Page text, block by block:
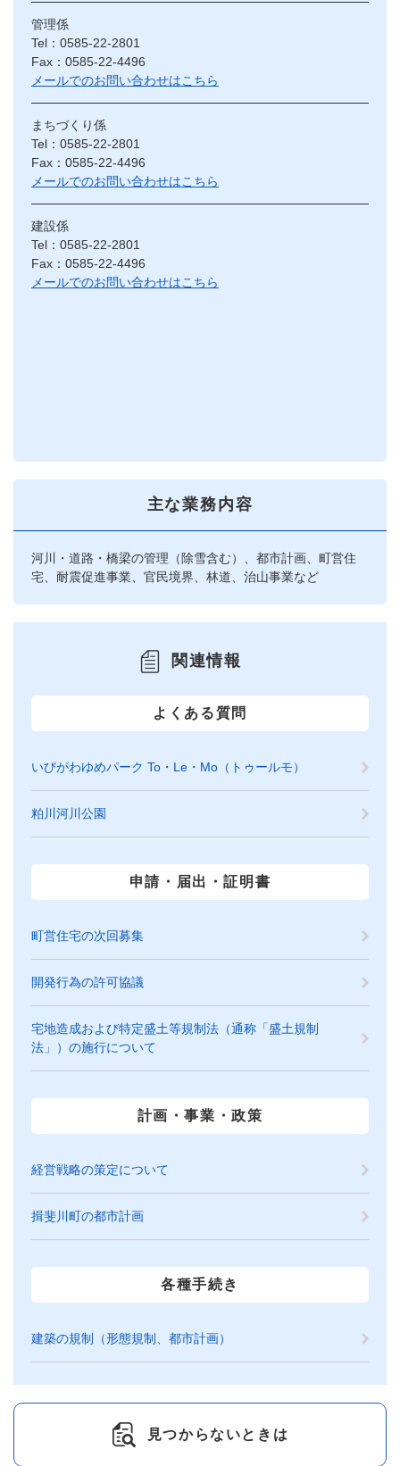
管理係
Tel：0585-22-2801
Fax：0585-22-4496
メールでのお問い合わせはこちら
まちづくり係
Tel：0585-22-2801
Fax：0585-22-4496
メールでのお問い合わせはこちら
建設係
Tel：0585-22-2801
Fax：0585-22-4496
メールでのお問い合わせはこちら
主な業務内容
河川・道路・橋梁の管理（除雪含む）、都市計画、町営住
宅、耐震促進事業、官民境界、林道、治山事業など
関連情報
よくある質問
いびがわゆめパーク To・Le・Mo（トゥールモ）
粕川河川公園
申請・届出・証明書
町営住宅の次回募集
開発行為の許可協議
宅地造成および特定盛土等規制法（通称「盛土規制
法」）の施行について
計画・事業・政策
経営戦略の策定について
揖斐川町の都市計画
各種手続き
建築の規制（形態規制、都市計画）
見つからないときは